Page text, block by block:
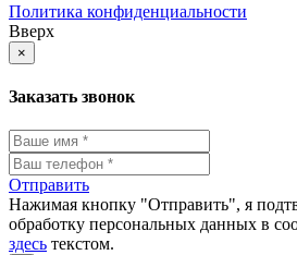
Политика конфиденциальности
Вверх
×
Заказать звонок
Отправить
Нажимая кнопку "Отправить", я
обработку персональных данных в
здесь текстом.